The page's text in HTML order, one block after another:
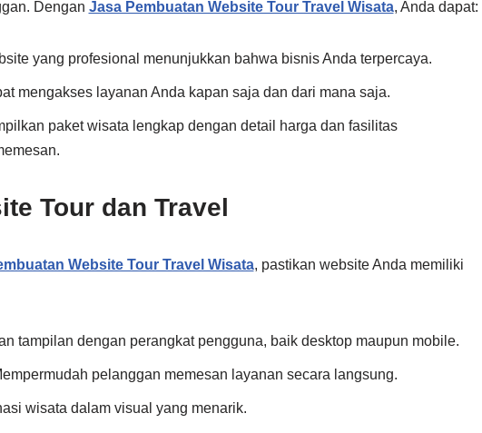
Dengan Jasa Pembuatan Website Tour Travel Wisata, Anda dapat:
yang profesional menunjukkan bahwa bisnis Anda terpercaya.
mengakses layanan Anda kapan saja dan dari mana saja.
paket wisata lengkap dengan detail harga dan fasilitas
Tour dan Travel
Website Tour Travel Wisata, pastikan website Anda memiliki
tampilan dengan perangkat pengguna, baik desktop maupun mobile.
pelanggan memesan layanan secara langsung.
wisata dalam visual yang menarik.